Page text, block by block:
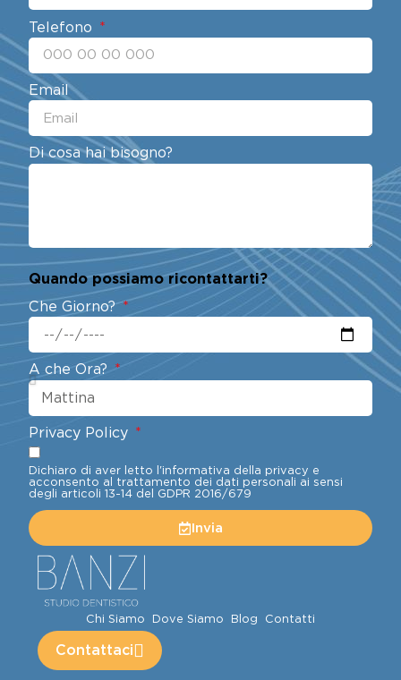
Telefono
Email
Di cosa hai bisogno?
Quando possiamo ricontattarti?
Che Giorno?
A che Ora?
Privacy Policy
Dichiaro di aver letto l'informativa della privacy e
acconsento al trattamento dei dati personali ai sensi
degli articoli 13-14 del GDPR 2016/679
Invia
Chi Siamo Dove Siamo Blog Contatti
Contattaci